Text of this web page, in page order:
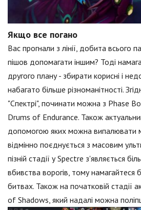
Якщо все погано
Вас прогнали з лінії, добита всього
пішов допомагати іншим? Тоді
другого плану - збирати корисні і
набагато більше різноманітності.
"Спектрі", починати можна з Phase
Drums of Endurance. Також
допомогою яких можна випалювати
відмінно поєднується з масовим
пізній стадії у Spectre з'являється
вбивства ворогів, тому намагайтеся
битвах. Також на початковій стадії
of Shadows, який надалі можна